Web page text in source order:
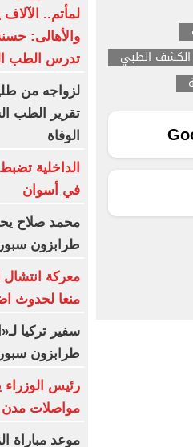
الكشف الطبي
لمأتم.. الآلاف
والأهالى:
تدرس الطب
لزواجه من
تقرير الطب
الوفاة
الداخلية
في أسوان
محمد صلاح
طرابزون
معركة انتشال
منعا لحدوث
سفير تركيا
طرابزون
رئيس
مواصلات
موعد مباراة